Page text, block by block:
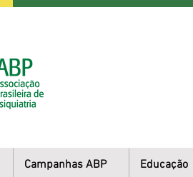
Campanhas ABP Educação